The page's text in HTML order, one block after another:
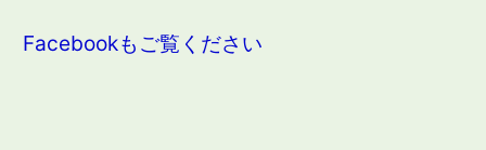
Facebookもご覧ください